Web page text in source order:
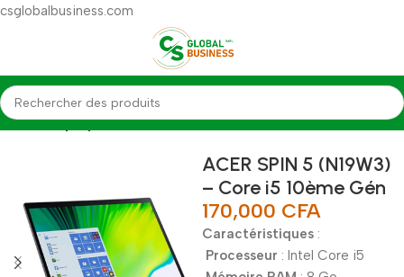
csglobalbusiness.com
Accueil Laptop
ACER SPIN 5 (N19W3)
– Core i5 10ème Gén
170,000 CFA
Caractéristiques :
Processeur : Intel Core i5